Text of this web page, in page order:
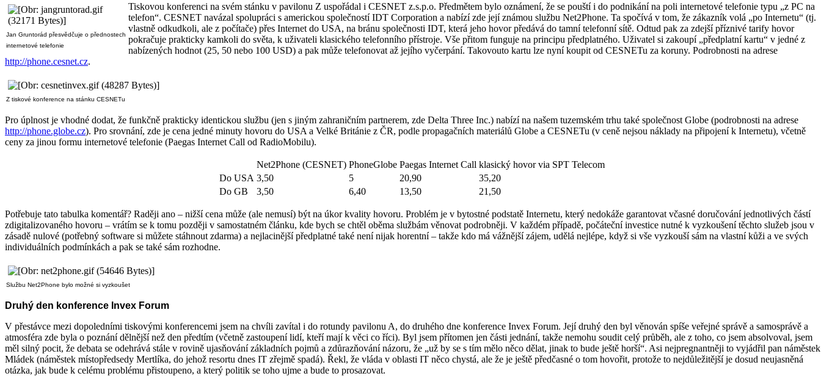
Jan Gruntorád přesvědčuje o přednostech
internetové telefonie
Tiskovou konferenci na svém stánku v pavilonu Z uspořádal i CESNET z.s.p.o. Předmětem bylo oznámení, že se pouští i do podnikání na poli internetové telefonie typu „z PC na
telefon“. CESNET navázal spolupráci s americkou společností IDT Corporation a nabízí zde její známou službu Net2Phone. Ta spočívá v tom, že zákazník volá „po Internetu“ (tj.
vlastně odkudkoli, ale z počítače) přes Internet do USA, na bránu společnosti IDT, která jeho hovor předává do tamní telefonní sítě. Odtud pak za zdejší příznivé tarify hovor
pokračuje prakticky kamkoli do světa, k uživateli klasického telefonního přístroje. Vše přitom funguje na principu předplatného. Uživatel si zakoupí „předplatní kartu“ v jedné z
nabízených hodnot (25, 50 nebo 100 USD) a pak může telefonovat až jejího vyčerpání. Takovouto kartu lze nyní koupit od CESNETu za koruny. Podrobnosti na adrese
http://phone.cesnet.cz.
Z tiskové konference na stánku CESNETu
Pro úplnost je vhodné dodat, že funkčně prakticky identickou službu (jen s jiným zahraničním partnerem, zde Delta Three Inc.) nabízí na našem tuzemském trhu také společnost Globe (podrobnosti na adrese
http://phone.globe.cz). Pro srovnání, zde je cena jedné minuty hovoru do USA a Velké Británie z ČR, podle propagačních materiálů Globe a CESNETu (v ceně nejsou náklady na připojení k Internetu), včetně
ceny za jinou formu internetové telefonie (Paegas Internet Call od RadioMobilu).
Net2Phone (CESNET) PhoneGlobe Paegas Internet Call klasický hovor via SPT Telecom
Do USA 3,50 5 20,90
35,20
Do GB
3,50 6,40 13,50 21,50
Potřebuje tato tabulka komentář? Raději ano – nižší cena může (ale nemusí) být na úkor kvality hovoru. Problém je v bytostné podstatě Internetu, který nedokáže garantovat včasné doručování jednotlivých částí
zdigitalizovaného hovoru – vrátím se k tomu později v samostatném článku, kde bych se chtěl oběma službám věnovat podrobněji. V každém případě, počáteční investice nutné k vyzkoušení těchto služeb jsou v
zásadě nulové (potřebný software si můžete stáhnout zdarma) a nejlacinější předplatné také není nijak horentní – takže kdo má vážnější zájem, udělá nejlépe, když si vše vyzkouší sám na vlastní kůži a ve svých
individuálních podmínkách a pak se také sám rozhodne.
Službu Net2Phone bylo možné si vyzkoušet
Druhý den konference Invex Forum
V přestávce mezi dopoledními tiskovými konferencemi jsem na chvíli zavítal i do rotundy pavilonu A, do druhého dne konference Invex Forum. Její druhý den byl věnován spíše veřejné správě a samosprávě a
atmosféra zde byla o poznání dělnější než den předtím (včetně zastoupení lidí, kteří mají k věci co říci). Byl jsem přítomen jen části jednání, takže nemohu soudit celý průběh, ale z toho, co jsem absolvoval, jsem
měl silný pocit, že debata se odehrává stále v rovině ujasňování základních pojmů a zdůrazňování názoru, že „už by se s tím mělo něco dělat, jinak to bude ještě horší“. Asi nejpregnantněji to vyjádřil pan náměstek
Mládek (náměstek místopředsedy Mertlíka, do jehož resortu dnes IT zřejmě spadá). Řekl, že vláda v oblasti IT něco chystá, ale že je ještě předčasné o tom hovořit, protože to nejdůležitější je dosud neujasněná
otázka, jak bude k celému problému přistoupeno, a který politik se toho ujme a bude to prosazovat.